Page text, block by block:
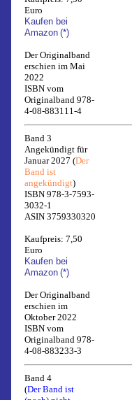
Euro
Kaufen bei
Amazon (*)
Der Originalband
erschien im Mai
2022
ISBN vom
Originalband 978-
4-08-883111-4
Band 3
Angekündigt für
Januar 2027 (Der
Band ist
angekündigt)
ISBN 978-3-7593-
3032-1
ASIN 3759330320
Kaufpreis: 7,50
Euro
Kaufen bei
Amazon (*)
Der Originalband
erschien im
Oktober 2022
ISBN vom
Originalband 978-
4-08-883233-3
Band 4
(Der Band ist